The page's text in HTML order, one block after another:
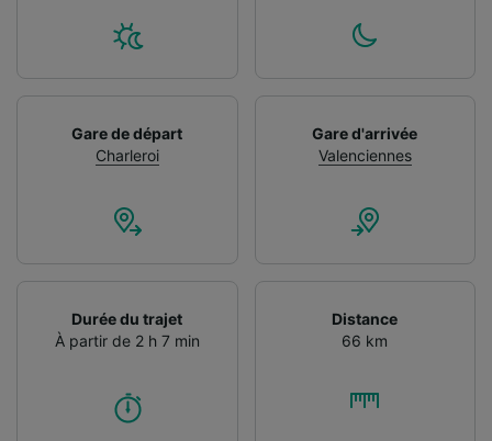
Gare de départ
Charleroi
Gare d'arrivée
Valenciennes
Durée du trajet
À partir de 2 h 7 min
Distance
66 km